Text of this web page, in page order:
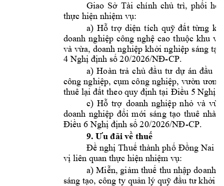
Giao Sở Tài chính chủ trì, phối
thực hiện nhiệm vụ:
a) Hỗ trợ diện tích quỹ đất từng
doanh nghiệp công nghệ cao thuộc khu
và vừa, doanh nghiệp khởi nghiệp sáng tạo
4 Nghị định số 20/2026/NĐ-CP.
a) Hoàn trả chủ đầu tư dự án đầu
công nghiệp, cụm công nghiệp, vườn ươm
thuê lại đất theo quy định tại Điều 5 Nghị
c) Hỗ trợ doanh nghiệp nhỏ và
doanh nghiệp đổi mới sáng tạo thuê nhà,
Điều 6 Nghị định số 20/2026/NĐ-CP.
9. Ưu đãi về thuế
Đề nghị Thuế thành phố Đồng Nai
vị liên quan thực hiện nhiệm vụ:
a) Miễn, giảm thuế thu nhập doanh
sáng tạo, công ty quản lý quỹ đầu tư khởi